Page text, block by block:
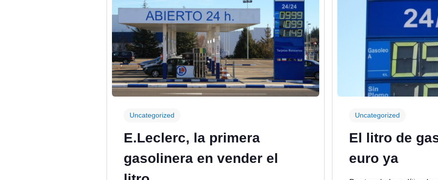
Uncategorized
E.Leclerc, la primera
gasolinera en vender el
Uncategorized
El litro de
euro ya